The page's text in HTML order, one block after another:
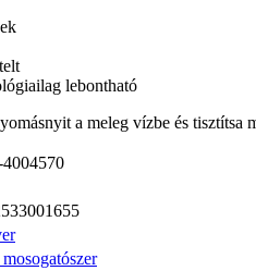
lebontható
a meleg vízbe és tisztítsa
4004570